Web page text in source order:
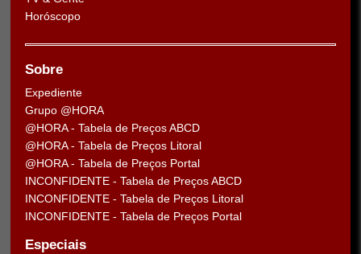
Horóscopo
Sobre
Expediente
Grupo @HORA
@HORA - Tabela de Preços ABCD
@HORA - Tabela de Preços Litoral
@HORA - Tabela de Preços Portal
INCONFIDENTE - Tabela de Preços ABCD
INCONFIDENTE - Tabela de Preços Litoral
INCONFIDENTE - Tabela de Preços Portal
Especiais